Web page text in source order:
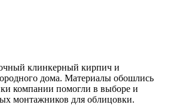
клинкерный кирпич и
дома. Материалы обошлись
компании помогли в выборе и
монтажников для облицовки.